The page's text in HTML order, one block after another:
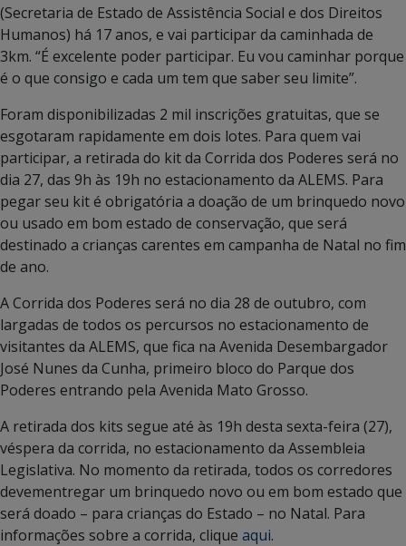
(Secretaria de Estado de Assistência Social e dos Direitos
Humanos) há 17 anos, e vai participar da caminhada de
3km. “É excelente poder participar. Eu vou caminhar porque
é o que consigo e cada um tem que saber seu limite”.
Foram disponibilizadas 2 mil inscrições gratuitas, que se
esgotaram rapidamente em dois lotes. Para quem vai
participar, a retirada do kit da Corrida dos Poderes será no
dia 27, das 9h às 19h no estacionamento da ALEMS. Para
pegar seu kit é obrigatória a doação de um brinquedo novo
ou usado em bom estado de conservação, que será
destinado a crianças carentes em campanha de Natal no fim
de ano.
A Corrida dos Poderes será no dia 28 de outubro, com
largadas de todos os percursos no estacionamento de
visitantes da ALEMS, que fica na Avenida Desembargador
José Nunes da Cunha, primeiro bloco do Parque dos
Poderes entrando pela Avenida Mato Grosso.
A retirada dos kits segue até às 19h desta sexta-feira (27),
véspera da corrida, no estacionamento da Assembleia
Legislativa. No momento da retirada, todos os corredores
devementregar um brinquedo novo ou em bom estado que
será doado – para crianças do Estado – no Natal. Para
informações sobre a corrida, clique aqui.